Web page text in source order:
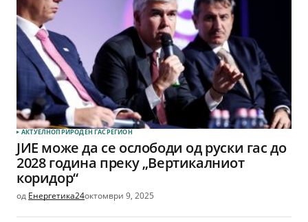
АКТУЕЛНОПРИРОДЕН ГАСРЕГИОН
ЈИЕ може да се ослободи од руски гас до
2028 година преку „Вертикалниот
коридор“
од Енергетика24октомври 9, 2025